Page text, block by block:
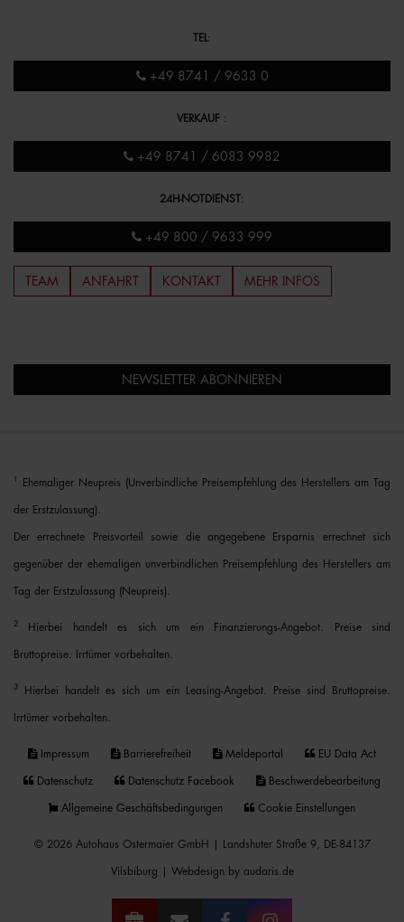
TEL :
+49 8741 / 9633 0
VERKAUF :
+49 8741 / 6083 9982
24H-NOTDIENST:
+49 800 / 9633 999
TEAM ANFAHRT KONTAKT MEHR INFOS
NEWSLETTER ABONNIEREN
Ehemaliger Neupreis (Unverbindliche Preisempfehlung des Herstellers am Tag
der Erstzulassung).
Der errechnete Preisvorteil sowie die angegebene Ersparnis errechnet sich
gegenüber der ehemaligen unverbindlichen Preisempfehlung des Herstellers am
Tag der Erstzulassung (Neupreis).
2 Hierbei handelt es sich um ein Finanzierungs-Angebot. Preise sind
Bruttopreise. Irrtümer vorbehalten.
3 Hierbei handelt es sich um ein Leasing-Angebot. Preise sind Bruttopreise.
Irrtümer vorbehalten.
Impressum Barrierefreiheit Meldeportal EU Data Act
Datenschutz Datenschutz Facebook Beschwerdebearbeitung
Allgemeine Geschäftsbedingungen Cookie Einstellungen
© 2026 Autohaus Ostermaier GmbH | Landshuter Straße 9, DE-84137
Vilsbiburg | Webdesign by audaris.de